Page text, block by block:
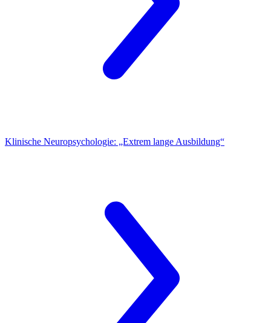
Klinische Neuropsychologie: „Extrem lange Ausbildung“